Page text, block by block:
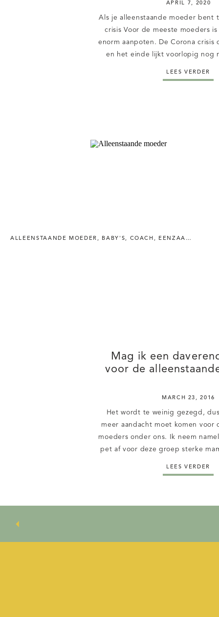
APRIL 7, 2020
Als je alleenstaande moeder bent
crisis Voor de meeste moeders
enorm aanpoten. De Corona crisis
en het einde lijkt voorlopig nog
werk je niet alleen thuis, maar
LEES VERDER
ALLEENSTAANDE MOEDER , BABY'S, COACH , EENZAAMHEID
Mag ik een
voor de
MARCH 23, 2016
Het wordt te weinig gezegd,
meer aandacht moet komen voor
moeders onder ons. Ik neem
pet af voor deze groep sterke
bestieren. Elke dag opnieuw de
LEES VERDER